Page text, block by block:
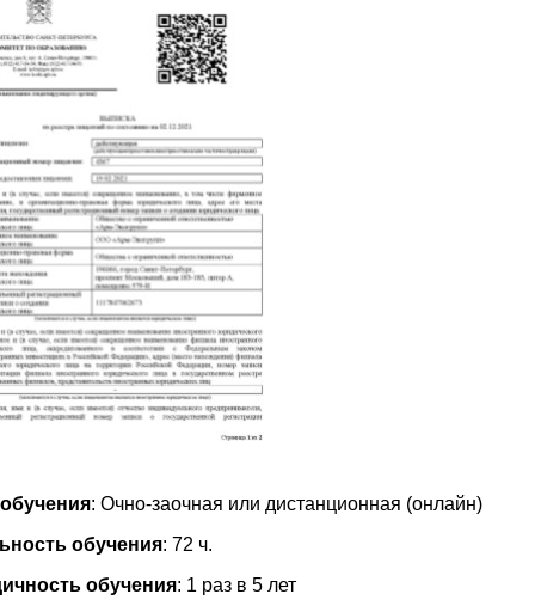
: Очно-заочная или дистанционная (онлайн)
обучения: 72 ч.
обучения: 1 раз в 5 лет